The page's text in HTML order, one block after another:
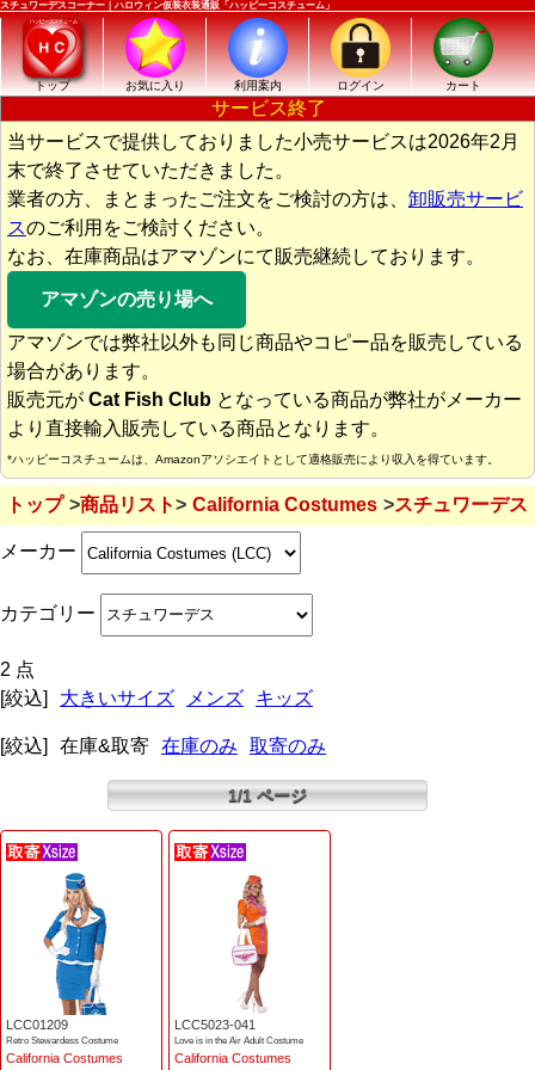
スチュワーデスコーナー｜ハロウィン仮装衣装通販「ハッピーコスチューム」
トップ お気に入り 利用案内 ログイン カート
サービス終了
当サービスで提供しておりました小売サービスは2026年2月
末で終了させていただきました。
業者の方、まとまったご注文をご検討の方は、 卸販売サービ
スのご利用をご検討ください。
なお、在庫商品はアマゾンにて販売継続しております。
アマゾンの売り場へ
アマゾンでは弊社以外も同じ商品やコピー品を販売している
場合があります。
販売元が Cat Fish Club となっている商品が弊社がメーカー
より直接輸入販売している商品となります。
*ハッピーコスチュームは、Amazonアソシエイトとして適格販売により収入を得ています。
トップ 商品リスト California Costumes スチュワーデス
メーカー
カテゴリー
2 点
[絞込]
大きいサイズ メンズ キッズ
[絞込] 在庫&取寄 在庫のみ 取寄のみ
1/1 ページ
LCC01209
Retro Stewardess Costume
California Costumes
LCC5023-041
Love is in the Air Adult Costume
California Costumes